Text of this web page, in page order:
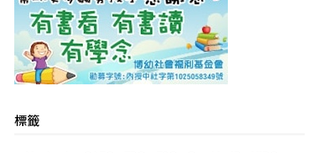
標籤